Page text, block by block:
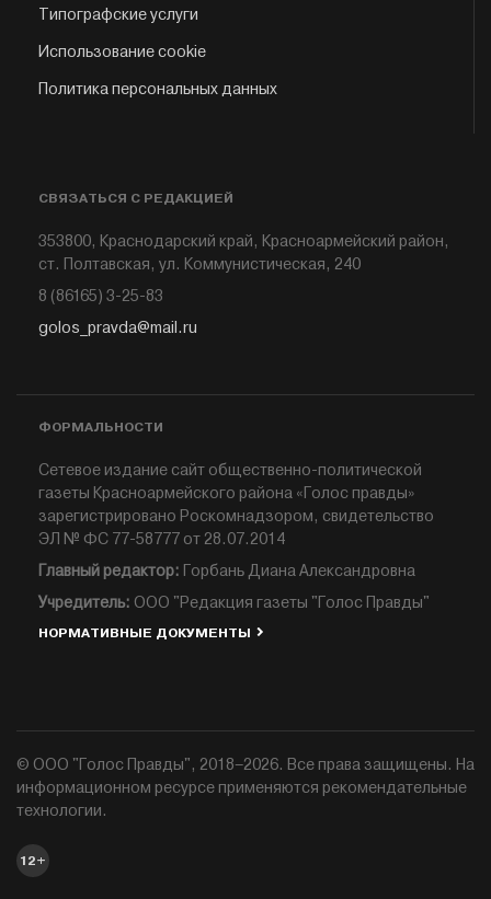
Типографские услуги
Использование cookie
Политика персональных данных
СВЯЗАТЬСЯ С РЕДАКЦИЕЙ
353800, Краснодарский край, Красноармейский район,
ст. Полтавская, ул. Коммунистическая, 240
8 (86165) 3-25-83
golos_pravda@mail.ru
ФОРМАЛЬНОСТИ
Сетевое издание сайт общественно-политической
газеты Красноармейского района «Голос правды»
зарегистрировано Роскомнадзором, свидетельство
ЭЛ № ФС 77-58777 от 28.07.2014
Главный редактор: Горбань Диана Александровна
Учредитель: ООО "Редакция газеты "Голос Правды"
НОРМАТИВНЫЕ ДОКУМЕНТЫ
© ООО "Голос Правды", 2018–2026. Все права защищены. На
информационном ресурсе применяются рекомендательные
технологии.
12+